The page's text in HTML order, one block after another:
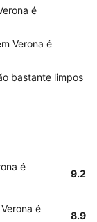
é
Verona é
bastante limpos
é
9.2
é
8.9